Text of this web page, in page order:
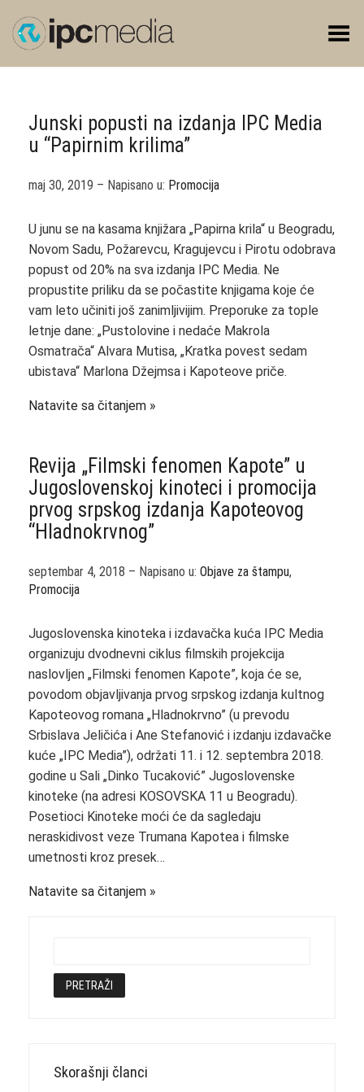
Toggle Menu
Junski popusti na izdanja IPC Media
u “Papirnim krilima”
maj 30, 2019 – Napisano u: Promocija
U junu se na kasama knjižara „Papirna krila“ u Beogradu,
Novom Sadu, Požarevcu, Kragujevcu i Pirotu odobrava
popust od 20% na sva izdanja IPC Media. Ne
propustite priliku da se počastite knjigama koje će
vam leto učiniti još zanimljivijim. Preporuke za tople
letnje dane: „Pustolovine i nedaće Makrola
Osmatrača“ Alvara Mutisa, „Kratka povest sedam
ubistava“ Marlona Džejmsa i Kapoteove priče.
Natavite sa čitanjem
Revija „Filmski fenomen Kapote” u
Jugoslovenskoj kinoteci i promocija
prvog srpskog izdanja Kapoteovog
“Hladnokrvnog”
septembar 4, 2018 – Napisano u: Objave za štampu,
Promocija
Jugoslovenska kinoteka i izdavačka kuća IPC Media
organizuju dvodnevni ciklus filmskih projekcija
naslovljen „Filmski fenomen Kapote”, koja će se,
povodom objavljivanja prvog srpskog izdanja kultnog
Kapoteovog romana „Hladnokrvno” (u prevodu
Srbislava Jeličića i Ane Stefanović i izdanju izdavačke
kuće „IPC Media”), održati 11. i 12. septembra 2018.
godine u Sali „Dinko Tucaković” Jugoslovenske
kinoteke (na adresi KOSOVSKA 11 u Beogradu).
Posetioci Kinoteke moći će da sagledaju
neraskidivost veze Trumana Kapotea i filmske
umetnosti kroz presek…
Natavite sa čitanjem
Skorašnji članci